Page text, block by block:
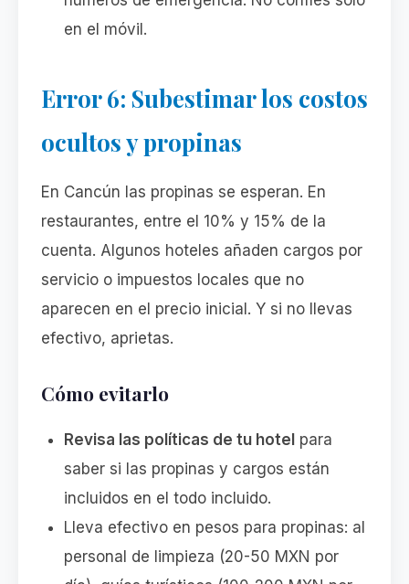
en el móvil.
Error 6: Subestimar los costos
ocultos y propinas
En Cancún las propinas se esperan. En
restaurantes, entre el 10% y 15% de la
cuenta. Algunos hoteles añaden cargos por
servicio o impuestos locales que no
aparecen en el precio inicial. Y si no llevas
efectivo, aprietas.
Cómo evitarlo
Revisa las políticas de tu hotel para
saber si las propinas y cargos están
incluidos en el todo incluido.
Lleva efectivo en pesos para propinas: al
personal de limpieza (20-50 MXN por